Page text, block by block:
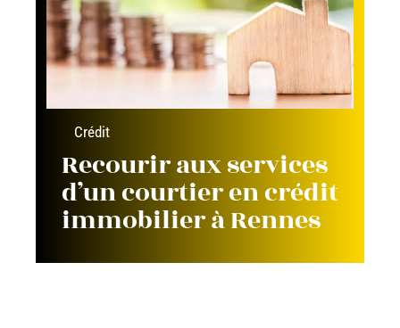
Crédit
Recourir aux services
d’un courtier en crédit
immobilier à Rennes